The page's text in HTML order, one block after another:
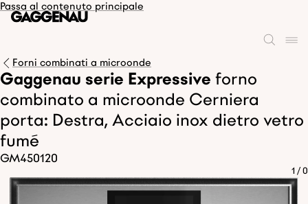
Passa al contenuto principale
Forni combinati a microonde
Gaggenau serie Expressive forno
combinato a microonde Cerniera
porta: Destra, Acciaio inox dietro vetro
fumé
GM450120
1 / 0